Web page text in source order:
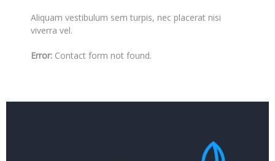
Aliquam vestibulum sem turpis, nec placerat nisi
viverra vel.
Error: Contact form not found.